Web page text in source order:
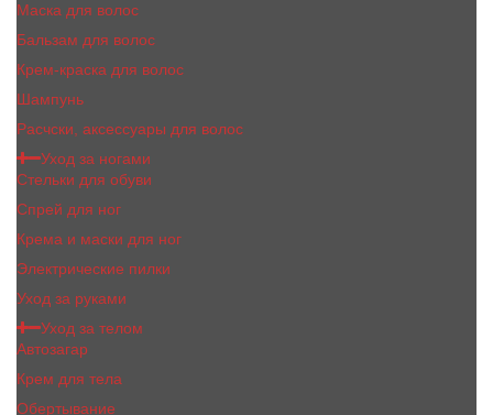
Маска для волос
Бальзам для волос
Крем-краска для волос
Шампунь
Расчски, аксессуары для волос
Уход за ногами
Стельки для обуви
Спрей для ног
Крема и маски для ног
Электрические пилки
Уход за руками
Уход за телом
Автозагар
Крем для тела
Обертывание